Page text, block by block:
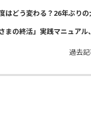
はどう変わる？26年ぶり
さまの終活」実践マニュア
過去